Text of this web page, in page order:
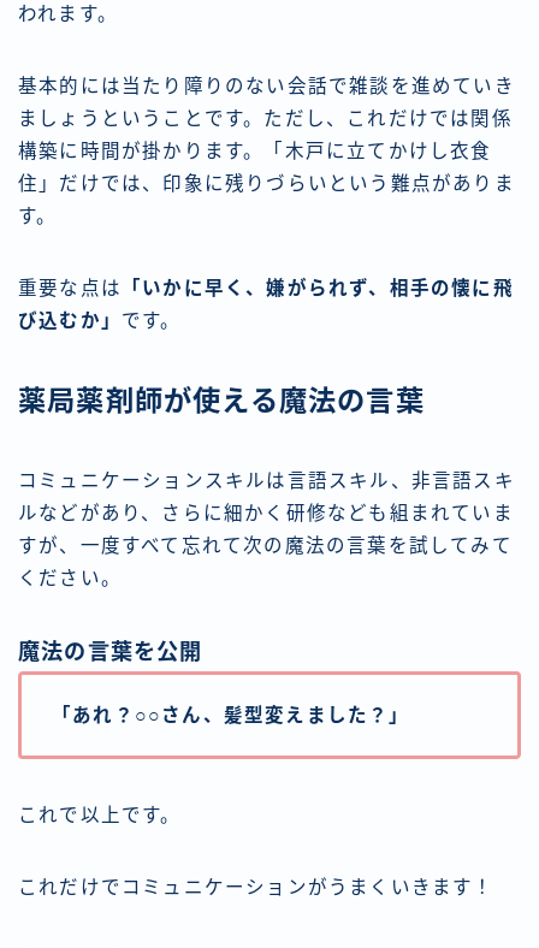
われます。
基本的には当たり障りのない会話で雑談を進めていき
ましょうということです。ただし、これだけでは関係
構築に時間が掛かります。「木戸に立てかけし衣食
住」だけでは、印象に残りづらいという難点がありま
す。
重要な点は
「いかに早く、嫌がられず、相手の懐に飛
び込むか」 です。
薬局薬剤師が使える魔法の言葉
コミュニケーションスキルは言語スキル、非言語スキ
ルなどがあり、さらに細かく研修なども組まれていま
すが、一度すべて忘れて次の魔法の言葉を試してみて
ください。
魔法の言葉を公開
「あれ？○○さん、髪型変えました？」
これで以上です。
これだけでコミュニケーションがうまくいきます！